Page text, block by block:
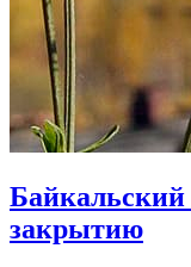
закрытию